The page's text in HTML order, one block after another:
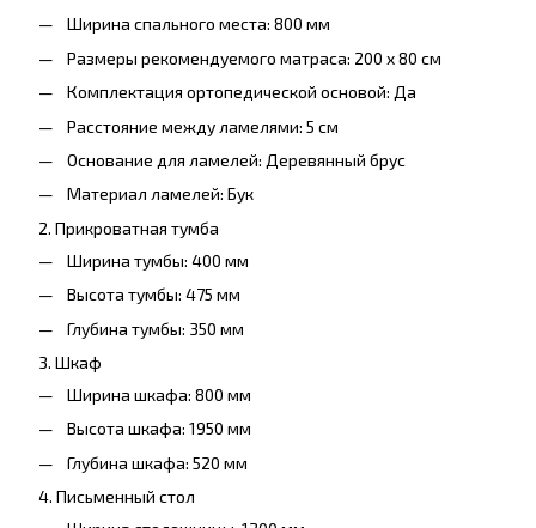
Ширина спального места: 800 мм
Размеры рекомендуемого матраса: 200 x 80 см
Комплектация ортопедической основой: Да
Расстояние между ламелями: 5 см
Основание для ламелей: Деревянный брус
Материал ламелей: Бук
2. Прикроватная тумба
Ширина тумбы: 400 мм
Высота тумбы: 475 мм
Глубина тумбы: 350 мм
3. Шкаф
Ширина шкафа: 800 мм
Высота шкафа: 1950 мм
Глубина шкафа: 520 мм
4. Письменный стол